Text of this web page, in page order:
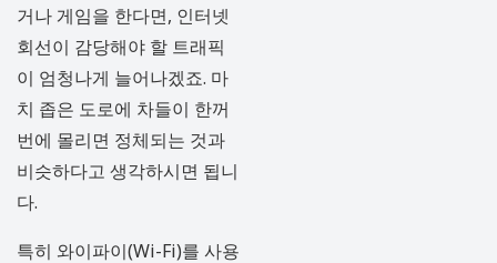
거나 게임을 한다면, 인터넷
회선이 감당해야 할 트래픽
이 엄청나게 늘어나겠죠. 마
치 좁은 도로에 차들이 한꺼
번에 몰리면 정체되는 것과
비슷하다고 생각하시면 됩니
다.
특히 와이파이(Wi-Fi)를 사용